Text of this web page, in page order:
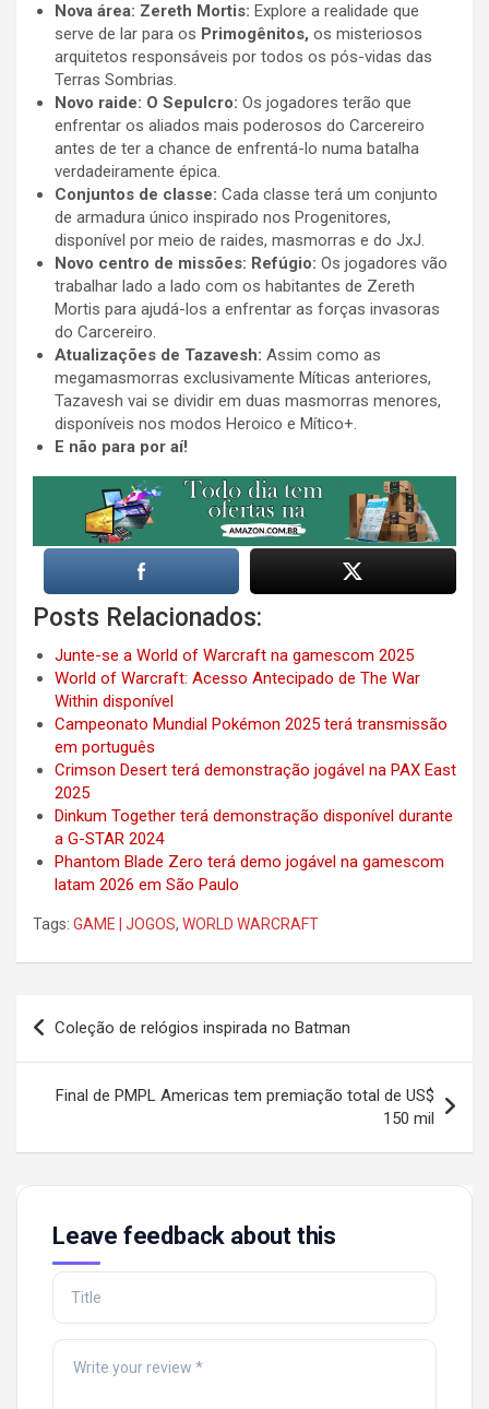
Nova área: Zereth Mortis: Explore a realidade que
serve de lar para os Primogênitos, os misteriosos
arquitetos responsáveis por todos os pós-vidas das
Terras Sombrias.
Novo raide: O Sepulcro: Os jogadores terão que
enfrentar os aliados mais poderosos do Carcereiro
antes de ter a chance de enfrentá-lo numa batalha
verdadeiramente épica.
Conjuntos de classe: Cada classe terá um conjunto
de armadura único inspirado nos Progenitores,
disponível por meio de raides, masmorras e do JxJ.
Novo centro de missões: Refúgio: Os jogadores vão
trabalhar lado a lado com os habitantes de Zereth
Mortis para ajudá-los a enfrentar as forças invasoras
do Carcereiro.
Atualizações de Tazavesh: Assim como as
megamasmorras exclusivamente Míticas anteriores,
Tazavesh vai se dividir em duas masmorras menores,
disponíveis nos modos Heroico e Mítico+.
E não para por aí!
Posts Relacionados:
Junte-se a World of Warcraft na gamescom 2025
World of Warcraft: Acesso Antecipado de The War
Within disponível
Campeonato Mundial Pokémon 2025 terá transmissão
em português
Crimson Desert terá demonstração jogável na PAX East
2025
Dinkum Together terá demonstração disponível durante
a G-STAR 2024
Phantom Blade Zero terá demo jogável na gamescom
latam 2026 em São Paulo
Tags: GAME | JOGOS, WORLD WARCRAFT
Post
navigation
Coleção de relógios inspirada no Batman
Final de PMPL Americas tem premiação total de US$
150 mil
Leave feedback about this